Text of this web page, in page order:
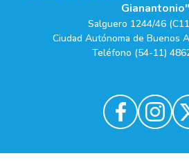
Gianantonio"
Salguero 1244/46
Ciudad Autónoma de Buenos
Teléfono (54-11)